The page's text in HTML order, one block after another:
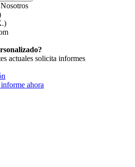
actuales solicita informes
ahora